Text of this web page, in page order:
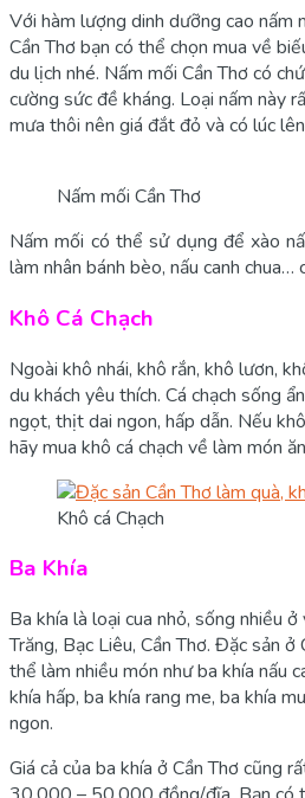
Với hàm lượng dinh dưỡng cao nấm
Cần Thơ bạn có thể chọn mua về
du lịch nhé. Nấm mối Cần Thơ có
cường sức đề kháng. Loại nấm này
mưa thôi nên giá đắt đỏ và có lúc
Nấm mối Cần Thơ
Nấm mối có thể sử dụng để xào
làm nhân bánh bèo, nấu canh chua…
Khô Cá Chạch
Ngoài khô nhái, khô rắn, khô lươn,
du khách yêu thích. Cá chạch sống
ngọt, thịt dai ngon, hấp dẫn. Nếu
hãy mua khô cá chạch về làm món
Khô cá Chạch
Ba Khía
Ba khía là loại cua nhỏ, sống nhiều
Trăng, Bạc Liêu, Cần Thơ. Đặc sản ở
thể làm nhiều món như ba khía nấu
khía hấp, ba khía rang me, ba khía
ngon.
Giá cả của ba khía ở Cần Thơ cũng